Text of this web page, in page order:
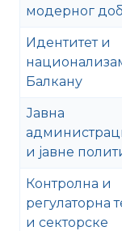
модерног
Идентитет и
Балкану
Јавна
и јавне
Контролна и
регулаторна
и секторске